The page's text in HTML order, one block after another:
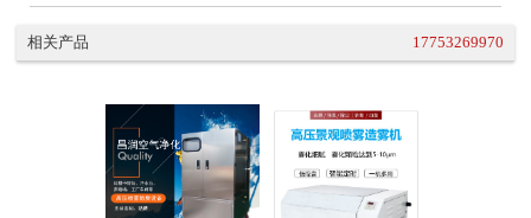
相关产品 17753269970